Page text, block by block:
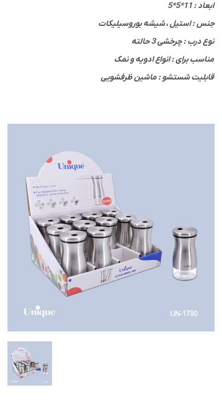
ابعاد : 11*5*5
جنس : استیل ، شیشه بوروسیلیکات
نوع درب : چرخشی 3 حالته
قابلیت شستشو : ماشین ظرفشویی